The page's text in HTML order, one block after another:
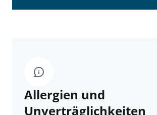
Allergien und
Unverträglichkeiten